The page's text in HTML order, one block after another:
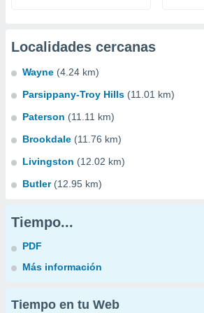
Localidades cercanas
Wayne (4.24 km)
Parsippany-Troy Hills (11.01 km)
Paterson (11.11 km)
Brookdale (11.76 km)
Livingston (12.02 km)
Butler (12.95 km)
Tiempo...
PDF
Más información
Tiempo en tu Web